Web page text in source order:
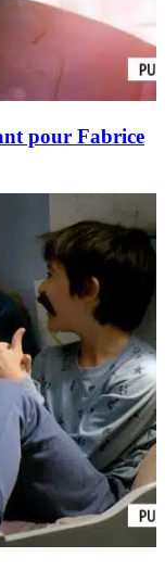
pour Fabrice